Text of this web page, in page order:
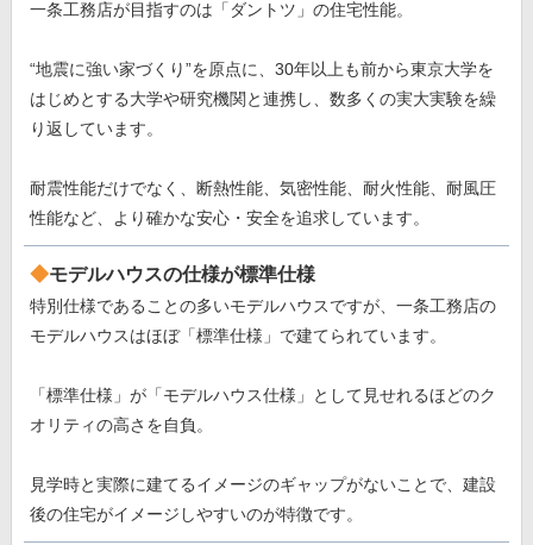
一条工務店が目指すのは「ダントツ」の住宅性能。
“地震に強い家づくり”を原点に、30年以上も前から東京大学を
はじめとする大学や研究機関と連携し、数多くの実大実験を繰
り返しています。
耐震性能だけでなく、断熱性能、気密性能、耐火性能、耐風圧
性能など、より確かな安心・安全を追求しています。
モデルハウスの仕様が標準仕様
特別仕様であることの多いモデルハウスですが、一条工務店の
モデルハウスはほぼ「標準仕様」で建てられています。
「標準仕様」が「モデルハウス仕様」として見せれるほどのク
オリティの高さを自負。
見学時と実際に建てるイメージのギャップがないことで、建設
後の住宅がイメージしやすいのが特徴です。